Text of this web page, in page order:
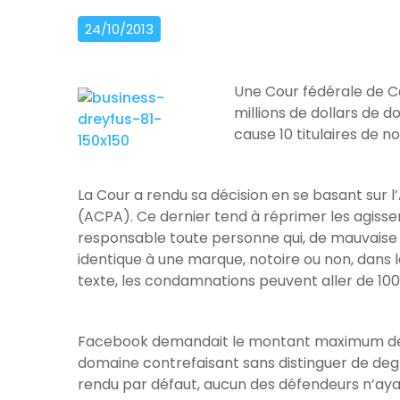
24/10/2013
Une Cour fédérale de
millions de dollars de
cause 10 titulaires de
La Cour a rendu sa décision en se basant
(ACPA). Ce dernier tend à réprimer les
responsable toute personne qui, de
identique à une marque, notoire ou non,
texte, les condamnations peuvent aller de
Facebook demandait le montant maximum
domaine contrefaisant sans distinguer de
rendu par défaut, aucun des défendeurs